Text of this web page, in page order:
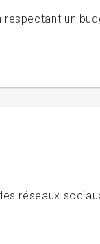
respectant un
réseaux